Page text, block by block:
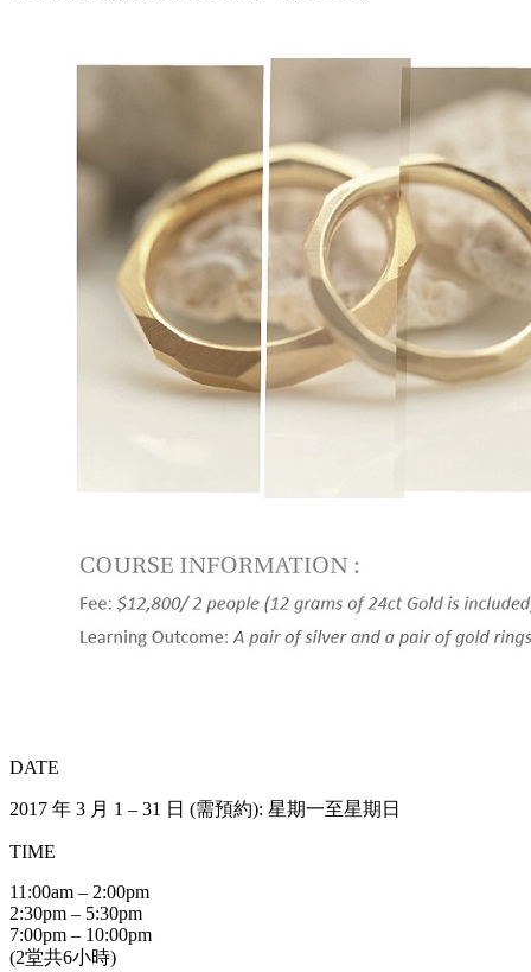
DATE
2017 年 3 月 1 – 31 日 (需預約): 星期一至星期日
TIME
11:00am – 2:00pm
2:30pm – 5:30pm
7:00pm – 10:00pm
(2堂共6小時)